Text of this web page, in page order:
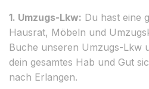
1. Umzugs-Lkw: Du hast eine
Hausrat, Möbeln und
Buche unseren Umzugs-Lkw
dein gesamtes Hab und Gut
nach Erlangen.